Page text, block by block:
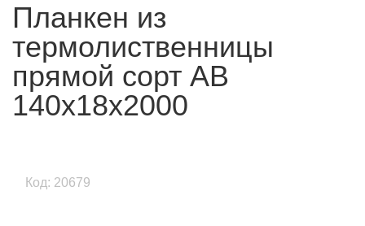
Планкен из
термолиственницы
прямой сорт АВ
140х18х2000
Код: 20679